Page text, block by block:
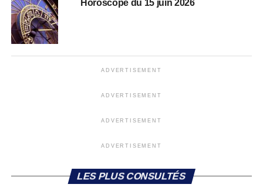
Horoscope du 15 juin 2026
ADVERTISEMENT
ADVERTISEMENT
ADVERTISEMENT
ADVERTISEMENT
LES PLUS CONSULTÉS